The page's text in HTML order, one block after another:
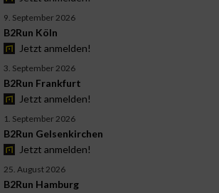
9. September 2026
B2Run Köln
Jetzt anmelden!
3. September 2026
B2Run Frankfurt
Jetzt anmelden!
1. September 2026
B2Run Gelsenkirchen
Jetzt anmelden!
25. August 2026
B2Run Hamburg